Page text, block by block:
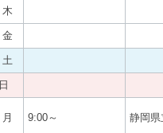
木
金
土
日
月 9:00～ 静岡県